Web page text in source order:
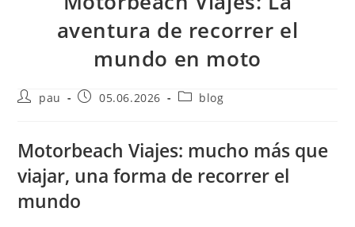
aventura de recorrer el
mundo en moto
Autor
entrada:
pau
Publicación
entrada:
05.06.2026
Categoría
blog
Motorbeach Viajes: mucho más que
viajar, una forma de recorrer el
mundo